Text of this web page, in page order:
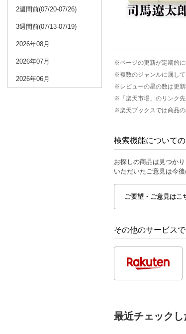
2週間前(07/20-07/26)
3週間前(07/13-07/19)
2026年08月
2026年07月
2026年06月
※ページの更新が定期的
※複数のジャンルに属して
※レビューの星の数は更
※「楽天市場」のリンク
※楽天ブックスでは商品
検索機能について
お探しの商品は見つか
いただいたご意見は今
ご要望・ご意見はこ
その他のサービス
最近チェックし